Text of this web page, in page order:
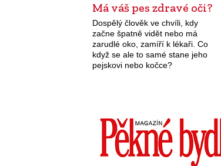
Má váš pes zdravé oči?
Dospělý člověk ve chvíli, kdy
začne špatně vidět nebo má
zarudlé oko, zamíří k lékaři. Co
když se ale to samé stane jeho
pejskovi nebo kočce?